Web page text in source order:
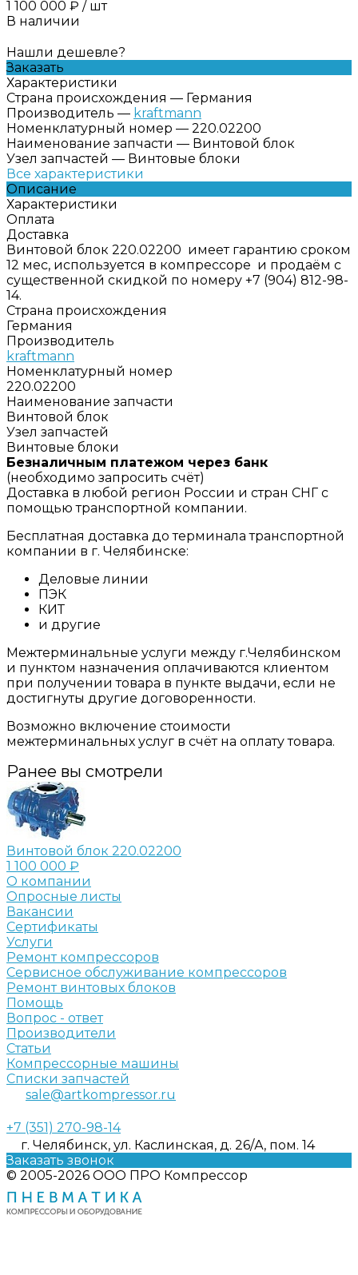
1 100 000 ₽ / шт
В наличии
Нашли дешевле?
Заказать
Характеристики
Страна происхождения — Германия
Производитель — kraftmann
Номенклатурный номер — 220.02200
Наименование запчасти — Винтовой блок
Узел запчастей — Винтовые блоки
Все характеристики
Описание
Характеристики
Оплата
Доставка
Винтовой блок 220.02200 имеет гарантию сроком
12 мес, используется в компрессоре и продаём с
существенной скидкой по номеру +7 (904) 812-98-
14.
Страна происхождения
Германия
Производитель
kraftmann
Номенклатурный номер
220.02200
Наименование запчасти
Винтовой блок
Узел запчастей
Винтовые блоки
Безналичным платежом через банк
(необходимо запросить счёт)
Доставка в любой регион России и стран СНГ с
помощью транспортной компании.
Бесплатная доставка до терминала транспортной
компании в г. Челябинске:
Деловые линии
ПЭК
КИТ
и другие
Межтерминальные услуги между г.Челябинском
и пунктом назначения оплачиваются клиентом
при получении товара в пункте выдачи, если не
достигнуты другие договоренности.
Возможно включение стоимости
межтерминальных услуг в счёт на оплату товара.
Ранее вы смотрели
Винтовой блок 220.02200
1 100 000 ₽
О компании
Опросные листы
Вакансии
Сертификаты
Услуги
Ремонт компрессоров
Сервисное обслуживание компрессоров
Ремонт винтовых блоков
Помощь
Вопрос - ответ
Производители
Статьи
Компрессорные машины
Списки запчастей
sale@artkompressor.ru
+7 (351) 270-98-14
г. Челябинск, ул. Каслинская, д. 26/А, пом. 14
Заказать звонок
© 2005-2026 ООО ПРО Компрессор